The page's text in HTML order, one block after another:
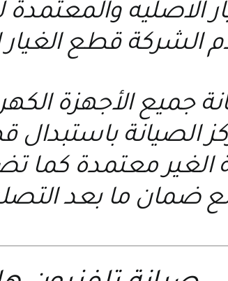
الاصليه
الشركة قطع
جميع الأجهزة
الصيانة باستبدال
الغير معتمدة
ضمان ما بعد